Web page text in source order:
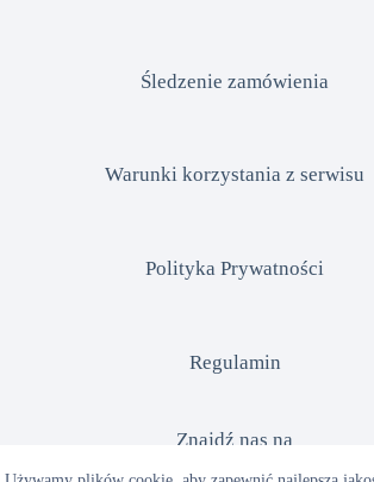
Śledzenie zamówienia
Warunki korzystania z serwisu
Polityka Prywatności
Regulamin
Znajdź nas na